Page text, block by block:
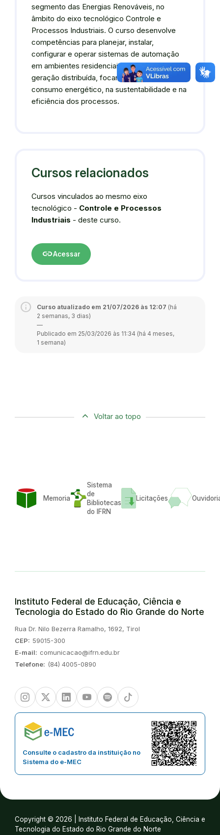
segmento das Energias Renováveis, no
âmbito do eixo tecnológico Controle e
Processos Industriais. O curso desenvolve
competências para planejar, instalar,
configurar e operar sistemas de automação
em ambientes residenciais, industriais e de
geração distribuída, focando na otimização do
consumo energético, na sustentabilidade e na
eficiência dos processos.
Cursos relacionados
Cursos vinculados ao mesmo eixo
tecnológico - Controle e Processos
Industriais - deste curso.
linkAcessar
Curso atualizado em 21/07/2026 às 12:07 (há
2 semanas, 3 dias)
—
Publicado em 25/03/2026 às 11:34 (há 4 meses,
1 semana)
Voltar ao topo
Memoria
Sistema
de
Bibliotecas
do IFRN
Licitações
Instituto Federal de Educação, Ciência e
Tecnologia do Estado do Rio Grande do Norte
Endereço:
Rua Dr. Nilo Bezerra Ramalho, 1692, Tirol
CEP: 59015-300
E-mail: comunicacao@ifrn.edu.br
Telefone: (84) 4005-0890
InstagramTwitter/XLinkedinYoutubeSpotify TikTok
Consulte o cadastro da instituição no
Sistema do e-MEC
Copyright © 2026 | Instituto Federal de Educação, Ciência e
Tecnologia do Estado do Rio Grande do Norte